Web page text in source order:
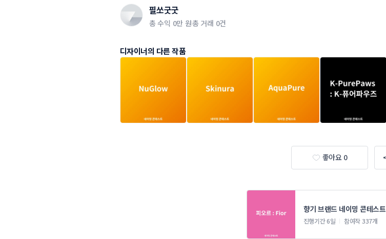
필쏘굿굿
총 수익 0만 원총 거래 0건
디자이너의 다른 작품
좋아요 0
향기 브랜드 네이밍 콘테스트
진행기간 6일 참여작 337개